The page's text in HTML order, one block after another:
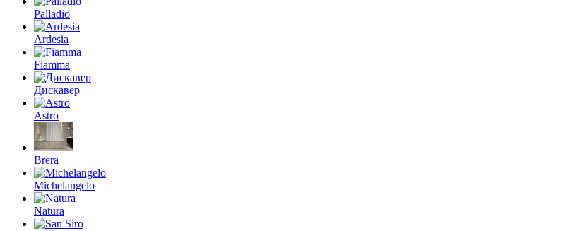
Palladio
Ardesia
Fiamma
Дискавер
Astro
Brera
Michelangelo
Natura